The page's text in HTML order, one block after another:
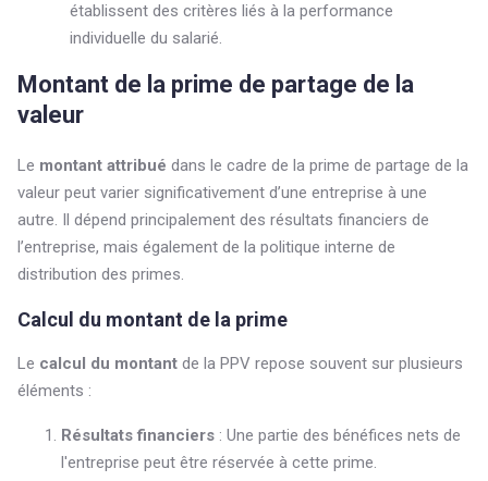
établissent des critères liés à la performance
individuelle du salarié.
Montant de la prime de partage de la
valeur
Le montant attribué dans le cadre de la prime de partage de la
valeur peut varier significativement d’une entreprise à une
autre. Il dépend principalement des résultats financiers de
l’entreprise, mais également de la politique interne de
distribution des primes.
Calcul du montant de la prime
Le calcul du montant de la PPV repose souvent sur plusieurs
éléments :
Résultats financiers : Une partie des bénéfices nets de
l'entreprise peut être réservée à cette prime.